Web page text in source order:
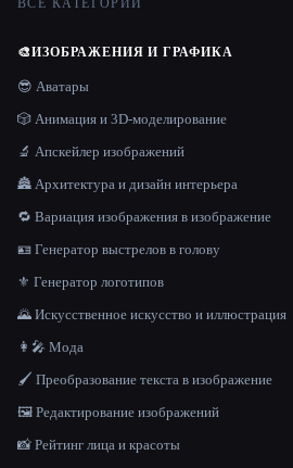
ВСЕ КАТЕГОРИИ
🎨ИЗОБРАЖЕНИЯ И ГРАФИКА
😎 Аватары
🎲 Анимация и 3D-моделирование
🔬 Апскейлер изображений
🏯 Архитектура и дизайн интерьера
🔁 Вариация изображения в изображение
🪪 Генератор выстрелов в голову
⚜️ Генератор логотипов
🌄 Искусственное искусство и иллюстрация
👩‍🎤 Мода
🖌️ Преобразование текста в изображение
🖼️ Редактирование изображений
📸 Рейтинг лица и красоты